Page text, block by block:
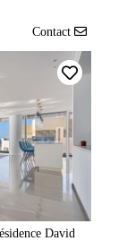
Contact
David